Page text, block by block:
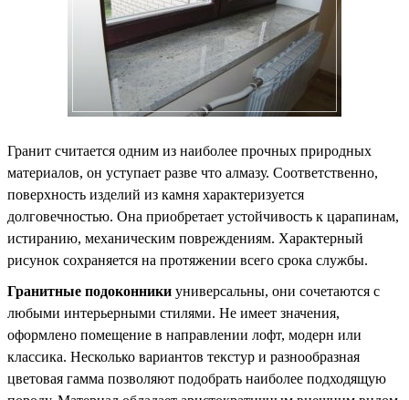
Гранит считается одним из наиболее прочных природных
материалов, он уступает разве что алмазу. Соответственно,
поверхность изделий из камня характеризуется
долговечностью. Она приобретает устойчивость к царапинам,
истиранию, механическим повреждениям. Характерный
рисунок сохраняется на протяжении всего срока службы.
Гранитные подоконники универсальны, они сочетаются с
любыми интерьерными стилями. Не имеет значения,
оформлено помещение в направлении лофт, модерн или
классика. Несколько вариантов текстур и разнообразная
цветовая гамма позволяют подобрать наиболее подходящую